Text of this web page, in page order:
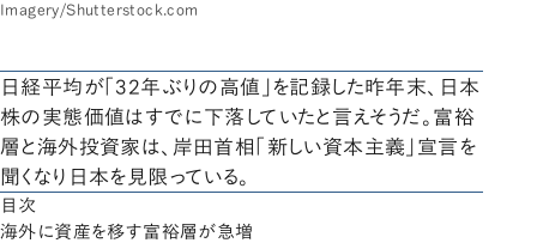
Imagery/Shutterstock.com
日経平均が「32年ぶりの高値」を記録した昨年末、日本
株の実態価値はすでに下落していたと言えそうだ。富裕
層と海外投資家は、岸田首相「新しい資本主義」宣言を
聞くなり日本を見限っている。
目次
海外に資産を移す富裕層が急増